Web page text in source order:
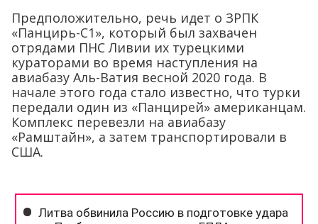
Предположительно, речь идет о ЗРПК
«Панцирь-С1», который был захвачен
отрядами ПНС Ливии их турецкими
кураторами во время наступления на
авиабазу Аль-Ватия весной 2020 года. В
начале этого года стало известно, что турки
передали один из «Панцирей» американцам.
Комплекс перевезли на авиабазу
«Рамштайн», а затем транспортировали в
США.